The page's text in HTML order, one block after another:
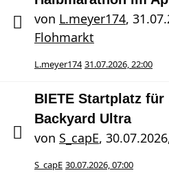
von L.meyer174,
Flohmarkt
L.meyer174 31.07.2026, 22:00
BIETE Startplatz
Backyard Ultra
von S_capE,
S_capE 30.07.2026, 07:00